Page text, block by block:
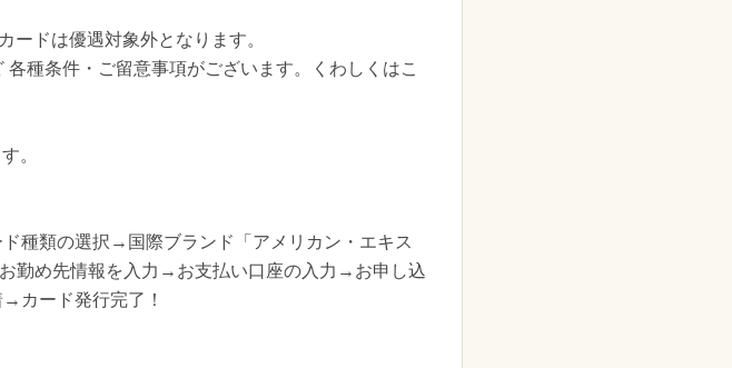
ードは優遇対象外となります。
種条件・ご留意事項がございます。くわしくはこ
。
種類の選択→国際ブランド「アメリカン・エキス
め先情報を入力→お支払い口座の入力→お申し込
カード発行完了！